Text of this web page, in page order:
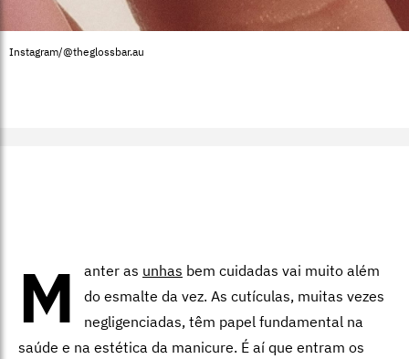
Instagram/@theglossbar.au
M anter as unhas bem cuidadas vai muito além
do esmalte da vez. As cutículas, muitas vezes
negligenciadas, têm papel fundamental na
saúde e na estética da manicure. É aí que entram os